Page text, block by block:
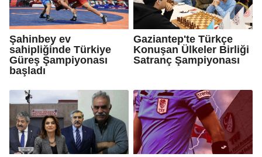
Şahinbey ev
sahipliğinde Türkiye
Güreş Şampiyonası
başladı
Gaziantep'te Türkçe
Konuşan Ülkeler Birliği
Satranç Şampiyonası